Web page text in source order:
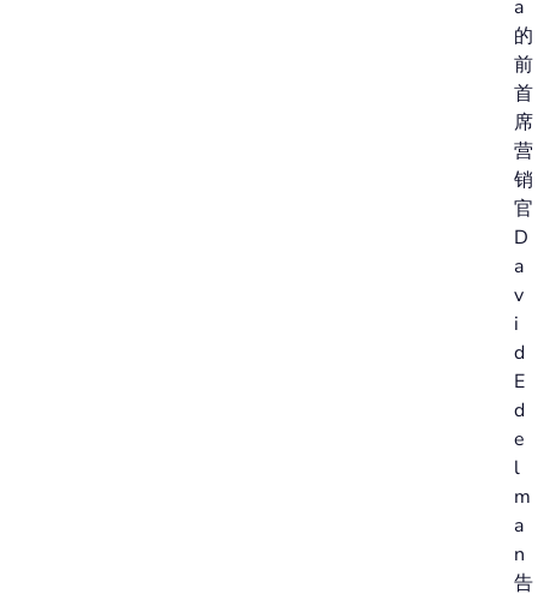
a
的
前
首
席
营
销
官
D
a
v
i
d
E
d
e
l
m
a
n
告